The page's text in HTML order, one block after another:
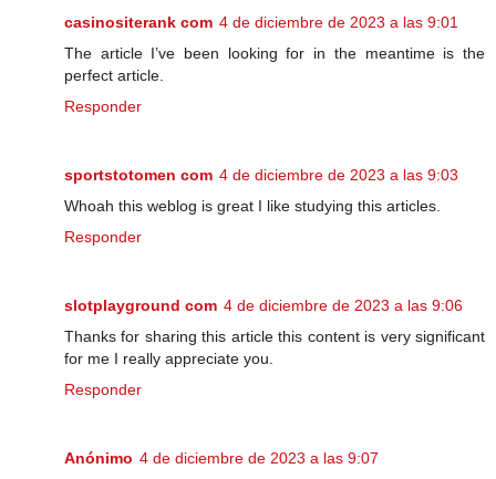
casinositerank com 4 de diciembre de 2023 a las 9:01
The article I’ve been looking for in the meantime is the
perfect article.
Responder
sportstotomen com 4 de diciembre de 2023 a las 9:03
Whoah this weblog is great I like studying this articles.
Responder
slotplayground com 4 de diciembre de 2023 a las 9:06
Thanks for sharing this article this content is very significant
for me I really appreciate you.
Responder
Anónimo 4 de diciembre de 2023 a las 9:07